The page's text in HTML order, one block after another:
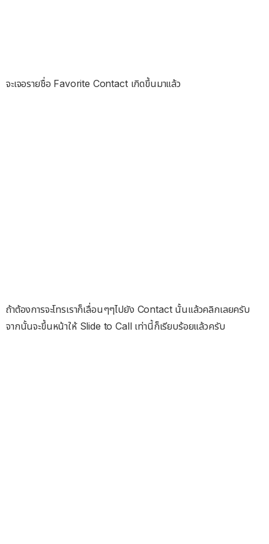
จะเจอรายชื่อ Favorite Contact เกิดขึ้นมาแล้ว
ถ้าต้องการจะโทรเราก็เลื่อนๆๆไปยัง Contact นั้นแล้วคลิกเลยครับ
จากนั้นจะขึ้นหน้าให้ Slide to Call เท่านี้ก็เรียบร้อยแล้วครับ